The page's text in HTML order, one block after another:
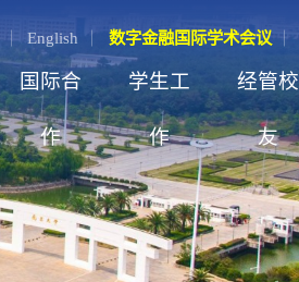
English 数字金融国际学术会议
国际合
作
学生工
作
经管校
友